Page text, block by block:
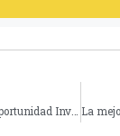
Token ICOM – Oportunidad Inversión en la ICO de iCommunity